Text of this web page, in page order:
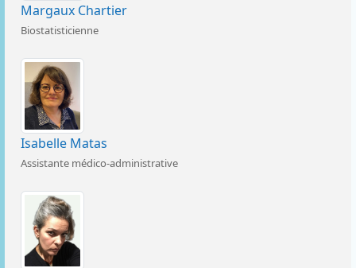
Margaux Chartier
Biostatisticienne
Isabelle Matas
Assistante médico-administrative